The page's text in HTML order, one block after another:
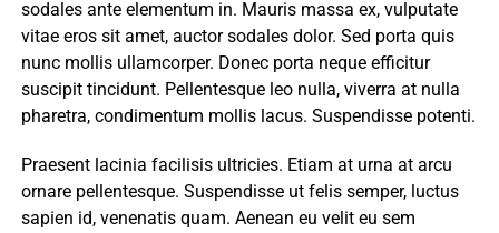
sodales ante elementum in. Mauris massa ex, vulputate
vitae eros sit amet, auctor sodales dolor. Sed porta quis
nunc mollis ullamcorper. Donec porta neque efficitur
suscipit tincidunt. Pellentesque leo nulla, viverra at nulla
pharetra, condimentum mollis lacus. Suspendisse potenti.
Praesent lacinia facilisis ultricies. Etiam at urna at arcu
ornare pellentesque. Suspendisse ut felis semper, luctus
sapien id, venenatis quam. Aenean eu velit eu sem